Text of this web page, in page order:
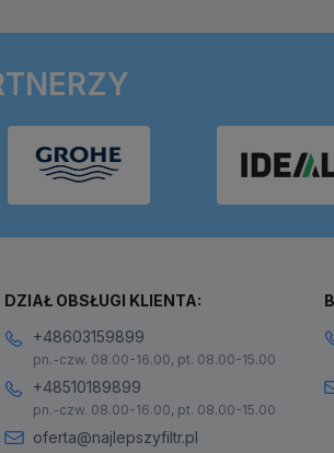
DZIAŁ OBSŁUGI KLIENTA:
+48603159899
pn.-czw. 08.00-16.00, pt. 08.00-15.00
+48510189899
pn.-czw. 08.00-16.00, pt. 08.00-15.00
oferta@najlepszyfiltr.pl